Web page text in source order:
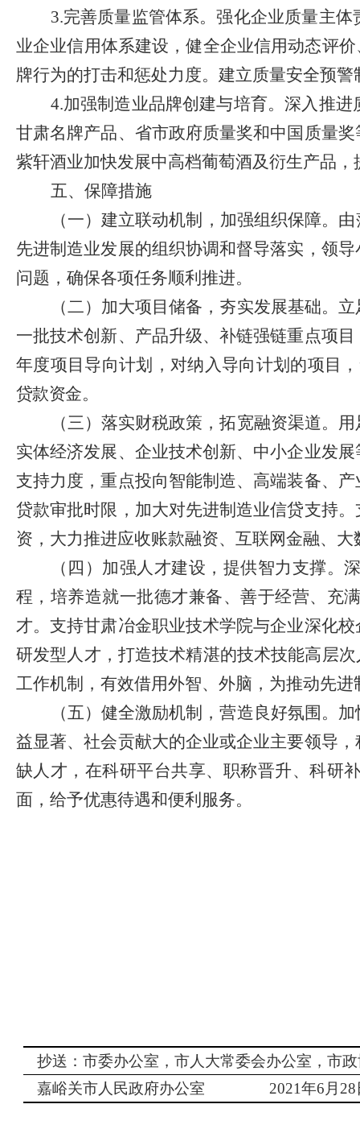
3.完善质量监管体系。强化企业质量主
业企业信用体系建设，健全企业信用动态评
牌行为的打击和惩处力度。建立质量安全预
4.加强制造业品牌创建与培育。深入推
甘肃名牌产品、省市政府质量奖和中国质量奖
紫轩酒业加快发展中高档葡萄酒及衍生产品
五、保障措施
（一）建立联动机制，加强组织保障。 由
先进制造业发展的组织协调和督导落实，领
问题，确保各项任务顺利推进。
（二）加大项目储备，夯实发展基础。 立
一批技术创新、产品升级、补链强链重点项
年度项目导向计划，对纳入导向计划的项目
贷款资金。
（三）落实财税政策，拓宽融资渠道。
实体经济发展、企业技术创新、中小企业发
支持力度，重点投向智能制造、高端装备、
贷款审批时限，加大对先进制造业信贷支持
资，大力推进应收账款融资、互联网金融、
（四）加强人才建设，提供智力支撑。
程，培养造就一批德才兼备、善于经营、充
才。支持甘肃冶金职业技术学院与企业深化
研发型人才，打造技术精湛的技术技能高层
工作机制，有效借用外智、外脑，为推动先
（五）健全激励机制，营造良好氛围。 加
益显著、社会贡献大的企业或企业主要领导
缺人才，在科研平台共享、职称晋升、科研
面，给予优惠待遇和便利服务。
抄送：市委办公室，市人大常委会办公室，市
嘉峪关市人民政府办公室 2021年6 月 28